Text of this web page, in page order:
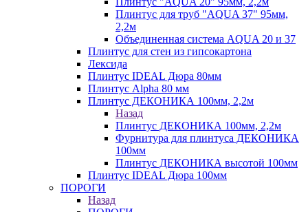
Плинтус для труб "AQUA 37" 95мм,
2,2м
Объединенная система AQUA 20 и 37
Плинтус для стен из гипсокартона
Лексида
Плинтус IDEAL Дюра 80мм
Плинтус Alpha 80 мм
Плинтус ДЕКОНИКА 100мм, 2,2м
Назад
Плинтус ДЕКОНИКА 100мм, 2,2м
Фурнитура для плинтуса ДЕКОНИКА
100мм
Плинтус ДЕКОНИКА высотой 100мм
Плинтус IDEAL Дюра 100мм
ПОРОГИ
Назад